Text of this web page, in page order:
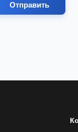
Отправить